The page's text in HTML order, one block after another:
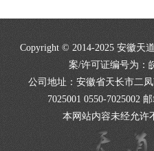
Copyright © 2014-2025 安徽天
案/许可证编号为：
公司地址：安徽省天长市二
7025001 0550-7025002
本网站内容未经允许